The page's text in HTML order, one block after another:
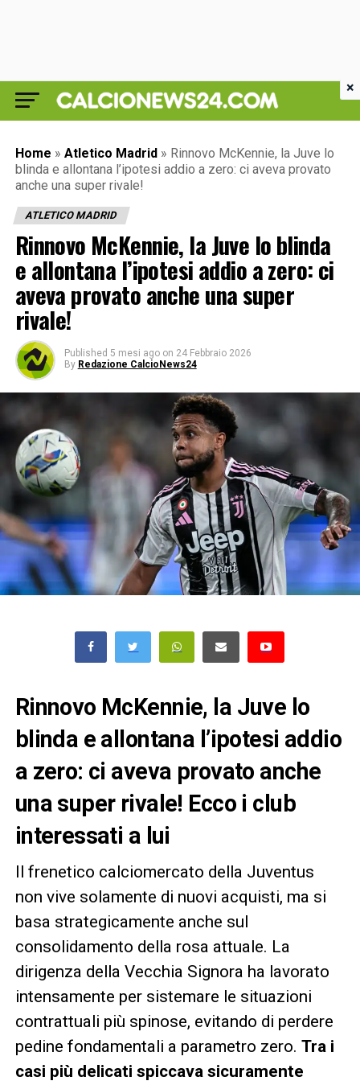
Home » Atletico Madrid » Rinnovo McKennie, la Juve lo
blinda e allontana l’ipotesi addio a zero: ci aveva provato
anche una super rivale!
ATLETICO MADRID
Rinnovo McKennie, la Juve lo blinda
e allontana l’ipotesi addio a zero: ci
aveva provato anche una super
rivale!
Published 5 mesi ago on 24 Febbraio 2026
By Redazione CalcioNews24
Rinnovo McKennie, la Juve lo
blinda e allontana l’ipotesi addio
a zero: ci aveva provato anche
una super rivale! Ecco i club
interessati a lui
Il frenetico calciomercato della Juventus
non vive solamente di nuovi acquisti, ma si
basa strategicamente anche sul
consolidamento della rosa attuale. La
dirigenza della Vecchia Signora ha lavorato
intensamente per sistemare le situazioni
contrattuali più spinose, evitando di perdere
pedine fondamentali a parametro zero. Tra i
casi più delicati spiccava sicuramente
×